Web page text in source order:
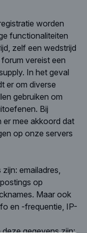
worden
functionaliteiten
zelf een wedstrijd
vereist een
In het geval
er om diverse
gebruiken om
Bij
er mee akkoord dat
op onze servers
emailadres,
op
Maar ook
en -frequentie, IP-
gegevens zijn: